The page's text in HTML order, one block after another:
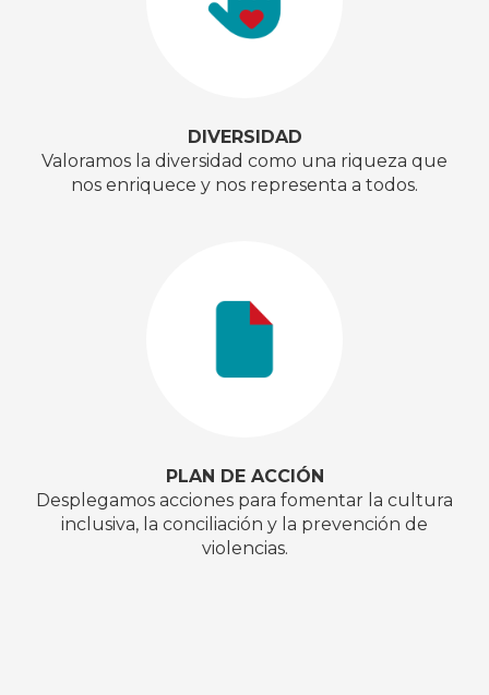
DIVERSIDAD
Valoramos la diversidad como una riqueza que
nos enriquece y nos representa a todos.​
PLAN DE ACCIÓN
Desplegamos acciones para fomentar la cultura
inclusiva, la conciliación y la prevención de
violencias.​